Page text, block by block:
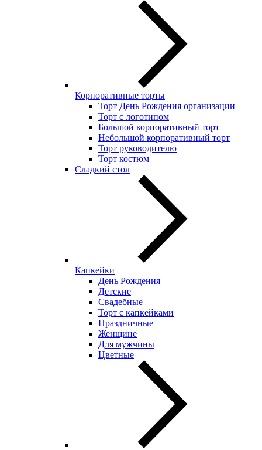
Корпоративные торты
Торт День Рождения организации
Торт с логотипом
Большой корпоративный торт
Небольшой корпоративный торт
Торт руководителю
Торт костюм
Сладкий стол
Капкейки
День Рождения
Детские
Свадебные
Торт с капкейками
Праздничные
Женщине
Для мужчины
Цветные